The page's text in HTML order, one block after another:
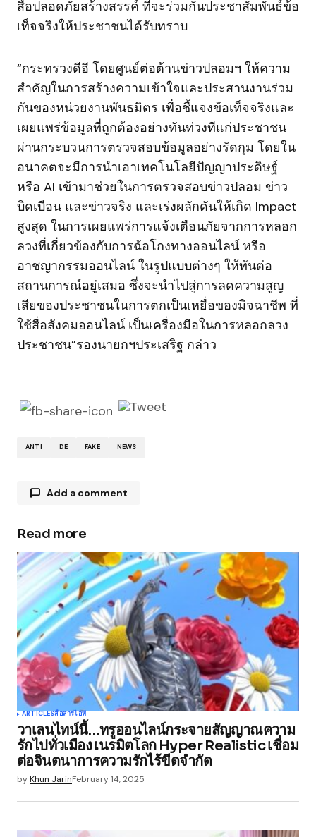
สื่อปลอดภัยสร้างสรรค์ ที่จะร่วมกันประชาสัมพันธ์ข้อ
เท็จจริงให้ประชาชนได้รับทราบ
“กระทรวงดีอี โดยศูนย์ต่อต้านข่าวปลอมฯ ให้ความ
สำคัญในการสร้างความเข้าใจและประสานงานร่วม
กันของหน่วยงานพันธมิตร เพื่อชี้แจงข้อเท็จจริงและ
เผยแพร่ข้อมูลที่ถูกต้องอย่างทันท่วงทีแก่ประชาชน
ผ่านกระบวนการตรวจสอบข้อมูลอย่างรัดกุม โดยใน
อนาคตจะมีการนำเอาเทคโนโลยีปัญญาประดิษฐ์
หรือ AI เข้ามาช่วยในการตรวจสอบข่าวปลอม ข่าว
บิดเบือน และข่าวจริง และเร่งผลักดันให้เกิด Impact
สูงสุด ในการเผยแพร่การแจ้งเตือนภัยจากการหลอก
ลวงที่เกี่ยวข้องกับการฉ้อโกงทางออนไลน์ หรือ
อาชญากรรมออนไลน์ ในรูปแบบต่างๆ ให้ทันต่อ
สถานการณ์อยู่เสมอ ซึ่งจะนำไปสู่การลดความสูญ
เสียของประชาชนในการตกเป็นเหยื่อของมิจฉาชีพ ที่
ใช้สื่อสังคมออนไลน์ เป็นเครื่องมือในการหลอกลวง
ประชาชน”รองนายกฯประเสริฐ กล่าว
ANTI DE FAKE NEWS
Add a comment
Your email address will not be published.
Required fields are marked*
Comment*
Your Name*
Your E-mail*
Save my name, email, and website in this
browser for the next time I comment.
Submit Comment
Read more
ARTICLESสื่อสารไอที
วาเลนไทน์นี้…ทรูออนไลน์กระจายสัญญาณความ
รักไปทั่วเมือง เนรมิตโลก Hyper Realistic เชื่อม
ต่อจินตนาการความรักไร้ขีดจำกัด
byKhun JarinFebruary 14, 2025